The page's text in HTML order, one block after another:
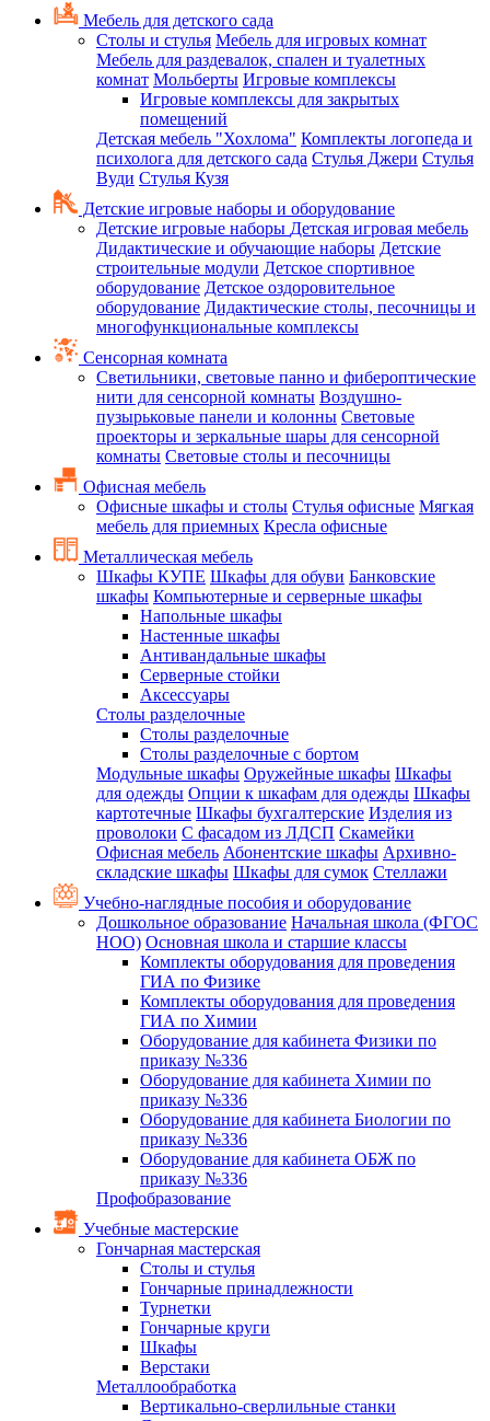
Мебель для детского сада
Столы и стулья Мебель для игровых комнат
Мебель для раздевалок, спален и туалетных
комнат Мольберты Игровые комплексы
Игровые комплексы для закрытых
помещений
Детская мебель "Хохлома" Комплекты логопеда и
психолога для детского сада Стулья Джери Стулья
Вуди Стулья Кузя
Детские игровые наборы и оборудование
Детские игровые наборы Детская игровая мебель
Дидактические и обучающие наборы Детские
строительные модули Детское спортивное
оборудование Детское оздоровительное
оборудование Дидактические столы, песочницы и
многофункциональные комплексы
Сенсорная комната
Светильники, световые панно и фибероптические
нити для сенсорной комнаты Воздушно-
пузырьковые панели и колонны Световые
проекторы и зеркальные шары для сенсорной
комнаты Световые столы и песочницы
Офисная мебель
Офисные шкафы и столы Стулья офисные Мягкая
мебель для приемных Кресла офисные
Металлическая мебель
Шкафы КУПЕ Шкафы для обуви Банковские
шкафы Компьютерные и серверные шкафы
Напольные шкафы
Настенные шкафы
Антивандальные шкафы
Серверные стойки
Аксессуары
Столы разделочные
Столы разделочные
Столы разделочные с бортом
Модульные шкафы Оружейные шкафы Шкафы
для одежды Опции к шкафам для одежды Шкафы
картотечные Шкафы бухгалтерские Изделия из
проволоки С фасадом из ЛДСП Скамейки
Офисная мебель Абонентские шкафы Архивно-
складские шкафы Шкафы для сумок Стеллажи
Учебно-наглядные пособия и оборудование
Дошкольное образование Начальная школа (ФГОС
НОО) Основная школа и старшие классы
Комплекты оборудования для проведения
ГИА по Физике
Комплекты оборудования для проведения
ГИА по Химии
Оборудование для кабинета Физики по
приказу №336
Оборудование для кабинета Химии по
приказу №336
Оборудование для кабинета Биологии по
приказу №336
Оборудование для кабинета ОБЖ по
приказу №336
Профобразование
Учебные мастерские
Гончарная мастерская
Столы и стулья
Гончарные принадлежности
Турнетки
Гончарные круги
Шкафы
Верстаки
Металлообработка
Вертикально-сверлильные станки